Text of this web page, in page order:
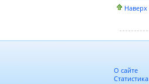
Наверх
О сайте
Статистика